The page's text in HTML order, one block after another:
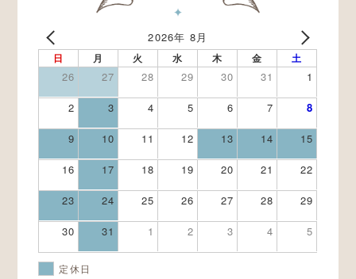
2026年 8月
日 月 火 水 木 金 土
26 27 28 29 30 31 1
2 3 4 5 6 7 8
9 10 11 12 13 14 15
16 17 18 19 20 21 22
23 24 25 26 27 28 29
30 31 1 2 3 4 5
定休日